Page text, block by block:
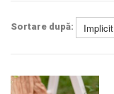
Sortare după: